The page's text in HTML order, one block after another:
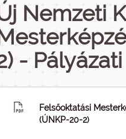
Nemzeti
-
Felsőoktatási
(ÚNKP-20-2)